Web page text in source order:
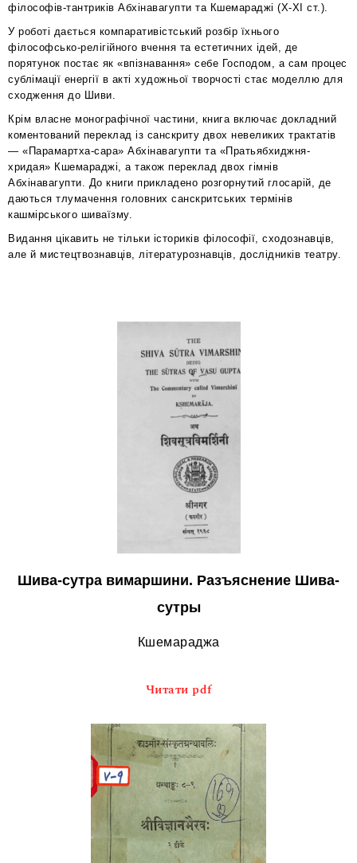
філософів-тантриків Абхінавагупти та Кшемараджі (X-XI ст.).
У роботі дається компаративістський розбір їхнього
філософсько-релігійного вчення та естетичних ідей, де
порятунок постає як «впізнавання» себе Господом, а сам процес
сублімації енергії в акті художньої творчості стає моделлю для
сходження до Шиви.
Крім власне монографічної частини, книга включає докладний
коментований переклад із санскриту двох невеликих трактатів
— «Парамартха-сара» Абхінавагупти та «Пратьябхиджня-
хридая» Кшемараджі, а також переклад двох гімнів
Абхінавагупти. До книги прикладено розгорнутий глосарій, де
даються тлумачення головних санскритських термінів
кашмірського шиваїзму.
Видання цікавить не тільки істориків філософії, сходознавців,
але й мистецтвознавців, літературознавців, дослідників театру.
Шива-сутра вимаршини. Разъяснение Шива-
сутры
Кшемараджа
Читати pdf